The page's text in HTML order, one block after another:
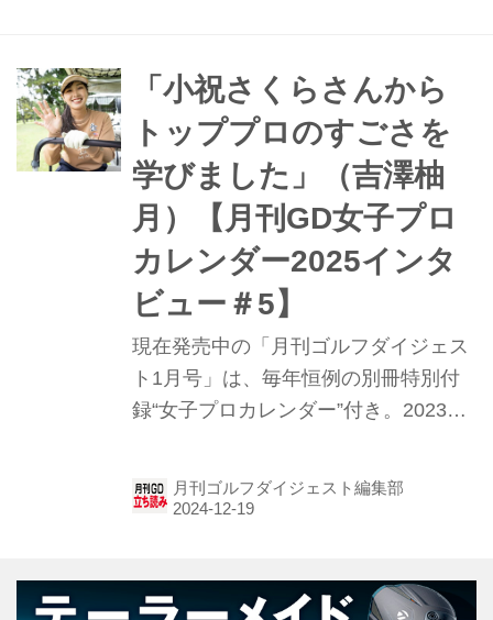
「小祝さくらさんから
トッププロのすごさを
学びました」（吉澤柚
月）【月刊GD女子プロ
カレンダー2025インタ
ビュー＃5】
現在発売中の「月刊ゴルフダイジェス
ト1月号」は、毎年恒例の別冊特別付
録“女子プロカレンダー”付き。2023年
ョット（⁉）に挑戦してもらった。“み
お裾分け。第5回は、吉澤柚月（よし
月刊ゴルフダイジェスト編集部